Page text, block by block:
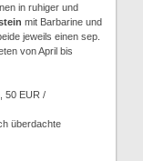
in ruhiger und
mit Barbarine und
jeweils einen sep.
von April bis
50 EUR /
überdachte